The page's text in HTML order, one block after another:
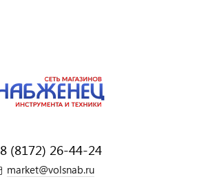
8 (8172) 26-44-24
market@volsnab.ru